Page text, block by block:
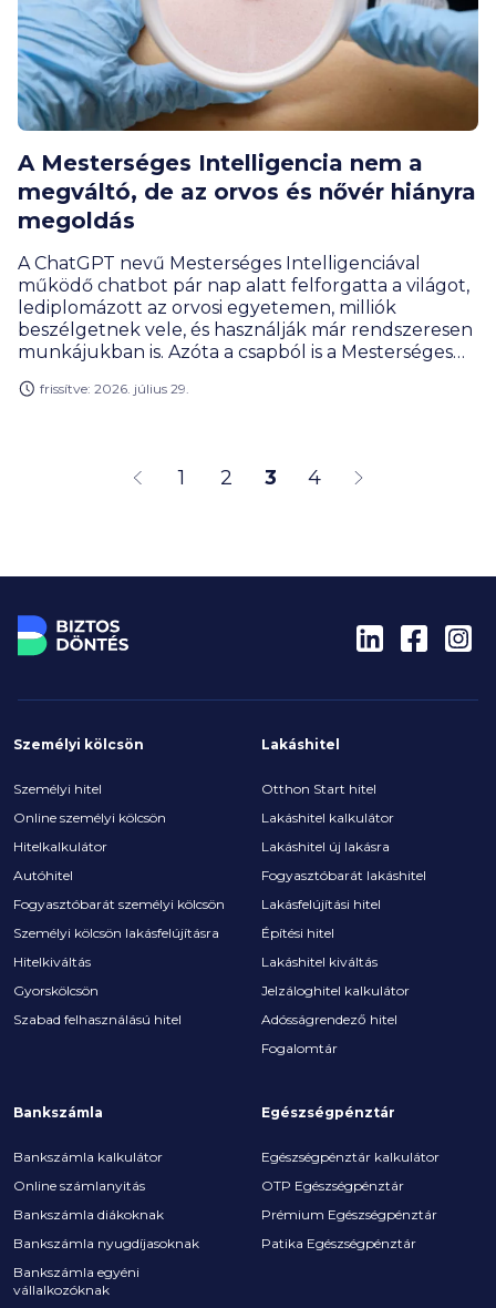
A Mesterséges Intelligencia nem a
megváltó, de az orvos és nővér hiányra
megoldás
A ChatGPT nevű Mesterséges Intelligenciával
működő chatbot pár nap alatt felforgatta a világot,
lediplomázott az orvosi egyetemen, milliók
beszélgetnek vele, és használják már rendszeresen
munkájukban is. Azóta a csapból is a Mesterséges
folynak. Megjelentek a techno optimisták, akik a
sok területét forradalmasítja az életünknek, de ez
frissítve: 2026. július 29.
1 2 3 4
Személyi kölcsön
Személyi hitel
Online személyi kölcsön
Hitelkalkulátor
Autóhitel
Fogyasztóbarát személyi kölcsön
Személyi kölcsön lakásfelújításra
Hitelkiváltás
Gyorskölcsön
Szabad felhasználású hitel
Lakáshitel
Otthon Start hitel
Lakáshitel kalkulátor
Lakáshitel új lakásra
Fogyasztóbarát lakáshitel
Lakásfelújítási hitel
Építési hitel
Lakáshitel kiváltás
Jelzáloghitel kalkulátor
Adósságrendező hitel
Fogalomtár
Bankszámla
Bankszámla kalkulátor
Online számlanyitás
Bankszámla diákoknak
Bankszámla nyugdíjasoknak
Bankszámla egyéni
vállalkozóknak
Egészségpénztár
Egészségpénztár kalkulátor
OTP Egészségpénztár
Prémium Egészségpénztár
Patika Egészségpénztár